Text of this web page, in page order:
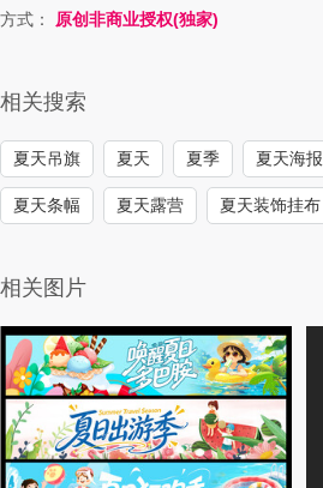
方式： 原创非商业授权(独家)
相关搜索
夏天吊旗 夏天 夏季 夏天海报
夏天条幅 夏天露营 夏天装饰挂布
相关图片